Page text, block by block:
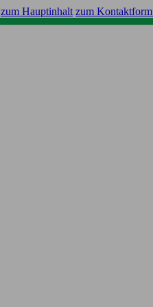
zum Hauptinhalt zum